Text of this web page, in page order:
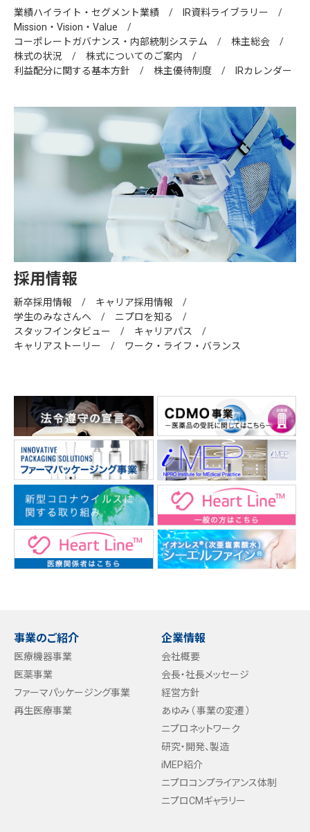
業績ハイライト・セグメント業績
IR資料ライブラリー
Mission・Vision・Value
コーポレートガバナンス・内部統制システム
株主総会
株式の状況
株式についてのご案内
利益配分に関する基本方針
株主優待制度 IRカレンダー
採用情報
新卒採用情報
キャリア採用情報
学生のみなさんへ
ニプロを知る
スタッフインタビュー
キャリアパス
キャリアストーリー
ワーク・ライフ・バランス
事業のご紹介
医療機器事業
医薬事業
ファーマパッケージング事業
再生医療事業
企業情報
会社概要
会長・社長メッセージ
経営方針
あゆみ（ 事業の変遷 ）
ニプロネットワーク
研究・開発、製造
iMEP紹介
ニプロコンプライアンス体制
ニプロCMギャラリー